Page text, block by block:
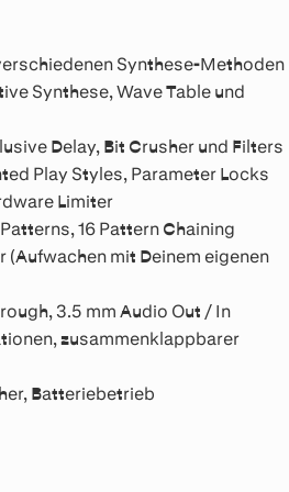
Synthese-Methoden
Synthese, Wave Table und
Delay, Bit Crusher und Filters
Play Styles, Parameter Locks
Limiter
16 Pattern Chaining
(Aufwachen mit Deinem eigenen
3.5 mm Audio Out / In
zusammenklappbarer
Batteriebetrieb